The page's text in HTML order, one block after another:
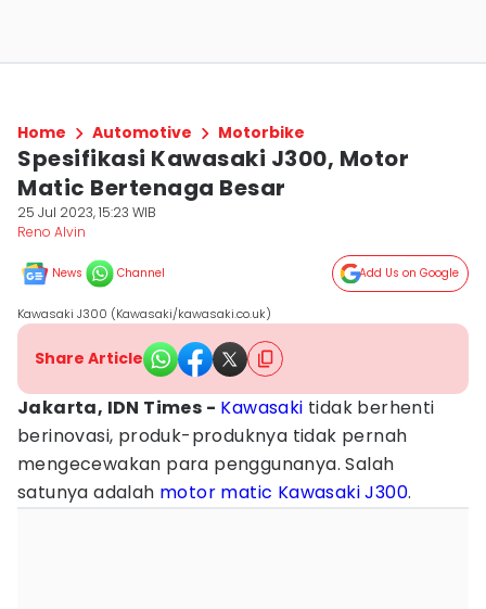
Home Automotive Motorbike
Spesifikasi Kawasaki J300, Motor
Matic Bertenaga Besar
25 Jul 2023, 15:23 WIB
Reno Alvin
News Channel Add Us on Google
Kawasaki J300 (Kawasaki/kawasaki.co.uk)
Share Article
Jakarta, IDN Times - Kawasaki tidak berhenti
berinovasi, produk-produknya tidak pernah
mengecewakan para penggunanya. Salah
satunya adalah motor matic Kawasaki J300.